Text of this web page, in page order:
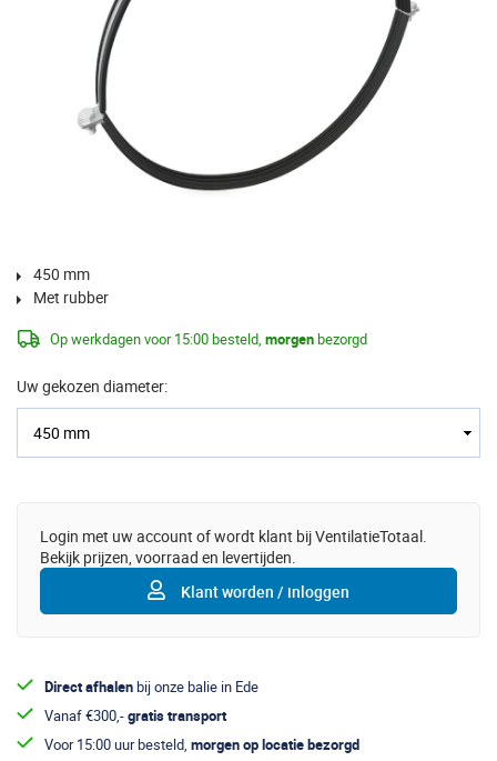
Op werkdagen voor 15:00 besteld, morgenbezorgd
Uw gekozen diameter:
Direct afhalenbij onze balie in Ede
Vanaf €300,-gratis transport
Voor 15:00 uur besteld, morgen op locatie bezorgd
450 mm
Met rubber
Login met uw account of wordt klant bij VentilatieTotaal.
Bekijk prijzen, voorraad en levertijden.
Klant worden / inloggen